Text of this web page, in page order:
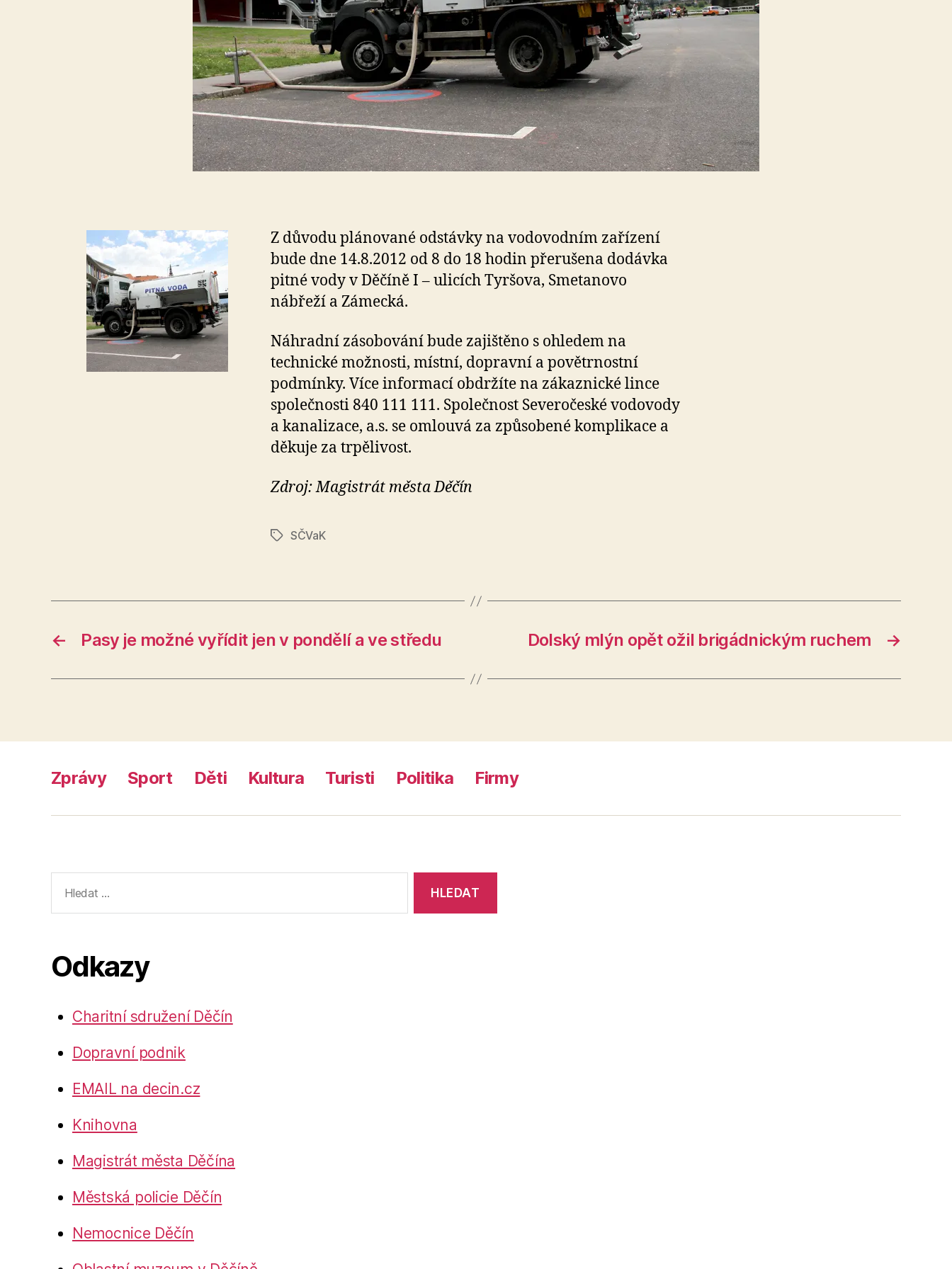
Z důvodu plánované odstávky na vodovodním zařízení
bude dne 14.8.2012 od 8 do 18 hodin přerušena dodávka
pitné vody v Děčíně I – ulicích Tyršova, Smetanovo
nábřeží a Zámecká.
Náhradní zásobování bude zajištěno s ohledem na
technické možnosti, místní, dopravní a povětrnostní
podmínky. Více informací obdržíte na zákaznické lince
společnosti 840 111 111. Společnost Severočeské vodovody
a kanalizace, a.s. se omlouvá za způsobené komplikace a
děkuje za trpělivost.
Zdroj: Magistrát města Děčín
ŠtítkySČVaK
← Pasy je možné vyřídit jen v pondělí a ve středu →
Dolský mlýn opět ožil brigádnickým ruchem
Zprávy Sport Děti Kultura Turisti Politika Firmy
vyhledávání:
Odkazy
Charitní sdružení Děčín
Dopravní podnik
EMAIL na decin.cz
Knihovna
Magistrát města Děčína
Městská policie Děčín
Nemocnice Děčín